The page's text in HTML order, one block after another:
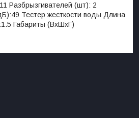
Разбрызгивателей (шт): 2
Тестер жесткости воды Длина
Габариты (ВxШхГ)